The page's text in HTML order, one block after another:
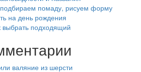
помаду, рисуем форму
на день рождения
выбрать подходящий
валяние из шерсти